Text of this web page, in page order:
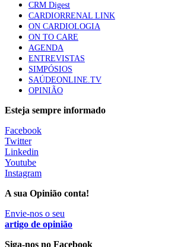
Trodelvy aprovado para primeira
mama triplo negativo metastático
elegíveis para inibidores PD-(L)1
61 visualizações
Especialistas defendem mais
para ajudar a controlar a
MAIS NOTÍCIAS
Sindicato diz que nova carreira de médicos
estabilidade no SNS
Mais de 400 utentes beneficiaram de
CRM Digest
CARDIORRENAL LINK
ON CARDIOLOGIA
ON TO CARE
AGENDA
ENTREVISTAS
SIMPÓSIOS
SAÚDEONLINE.TV
OPINIÃO
Esteja sempre informado
Facebook
Twitter
Linkedin
Youtube
Instagram
A sua Opinião conta!
Envie-nos o seu
artigo de opinião
Siga-nos no Facebook